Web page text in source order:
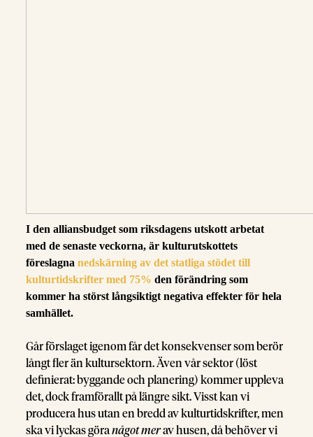
I den alliansbudget som riksdagens utskott arbetat
med de senaste veckorna, är kulturutskottets
föreslagnanedskärning av det statliga stödet till
kulturtidskrifter med 75% den förändring som
kommer ha störst långsiktigt negativa effekter för hela
samhället.
Går förslaget igenom får det konsekvenser som berör
långt fler än kultursektorn. Även vår sektor (löst
definierat: byggande och planering) kommer uppleva
det, dock framförallt på längre sikt. Visst kan vi
producera hus utan en bredd av kulturtidskrifter, men
ska vi lyckas göranågot merav husen, då behöver vi